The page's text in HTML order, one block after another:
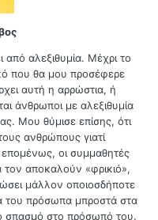
αλεξιθυμία. Μέχρι το
που θα μου προσέφερε
αυτή η αρρώστια, ή
άνθρωποι με αλεξιθυμία
Μου θύμισε επίσης, ότι
ανθρώπους γιατί
οι συμμαθητές
τον αποκαλούν «φρικιό»,
μάλλον οποιοσδήποτε
του πρόσωπα μπροστά στα
σπασμό στο πρόσωπό του.